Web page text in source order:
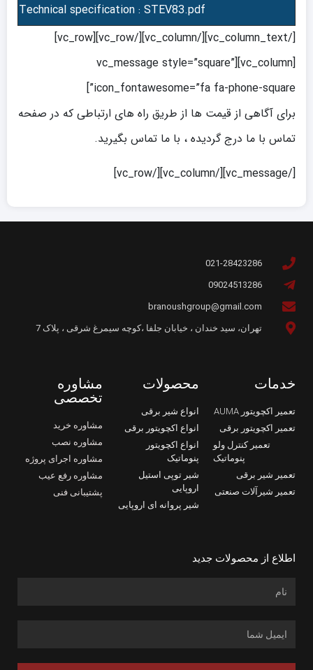
Technical specification : STEV83.pdf
[/vc_column_text][/vc_column][/vc_row][vc_row]
[vc_column][vc_message style=”square”
icon_fontawesome=”fa fa-phone-square”]
برای آگاهی از قیمت ها از طریق راه های ارتباطی که در صفحه
تماس با ما درج گردیده ، با ما تماس بگیرید.
[/vc_message][/vc_column][/vc_row]
021-28423286
09024513286
branoushgroup@gmail.com
تهران، سید خندان ، خیابان جلفا ،کوچه سیمرغ شرقی ، پلاک 7
خدمات
تعمیر اکچویتور AUMA
تعمیر اکچویتور برقی
تعمیر کنترل ولو
پنوماتیک
تعمیر شیر برقی
تعمیر شیرآلات صنعتی
محصولات
انواع شیر برقی
انواع اکچویتور برقی
انواع اکچویتور
پنوماتیک
شیر توپی استیل
اروپایی
شیر پروانه ای اروپایی
مشاوره
تخصصی
مشاوره خرید
مشاوره نصب
مشاوره اجرای پروژه
مشاوره رفع عیب
پشتیبانی فنی
اطلاع از محصولات جدید